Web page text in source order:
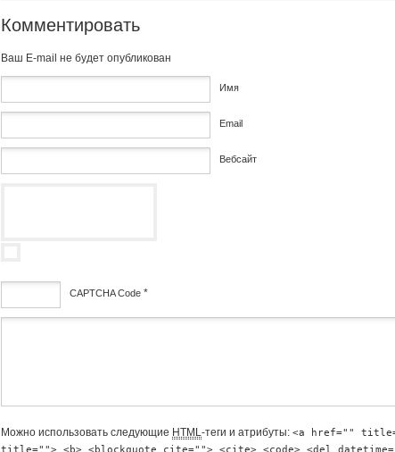
Комментировать
Baш E-mail не будет опубликован
Имя
Email
Вебсайт
CAPTCHA Code *
Можно использовать следующие HTML-теги и атрибуты: <a href=""